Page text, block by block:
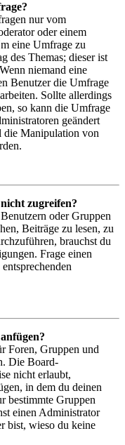
nur vom
oder einem
eine Umfrage zu
des Themas; dieser ist
niemand eine
Benutzer die Umfrage
Sollte allerdings
so kann die Umfrage
geändert
die Manipulation von
zugreifen?
oder Gruppen
Beiträge zu lesen, zu
brauchst du
Frage einen
Foren, Gruppen und
Die Board-
nicht erlaubt,
in dem du deinen
bestimmte Gruppen
einen Administrator
bist, wieso du keine